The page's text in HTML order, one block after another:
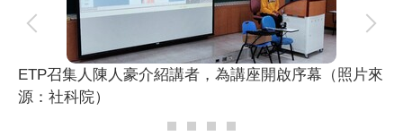
ETP召集人陳人豪介紹講者，為講座開啟序幕（照片來
源：社科院）